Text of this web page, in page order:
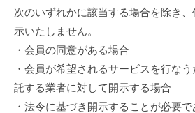
次のいずれかに該当する場合を除き
示いたしません。
・会員の同意がある場合
・会員が希望されるサービスを行な
託する業者に対して開示する場合
・法令に基づき開示することが必要